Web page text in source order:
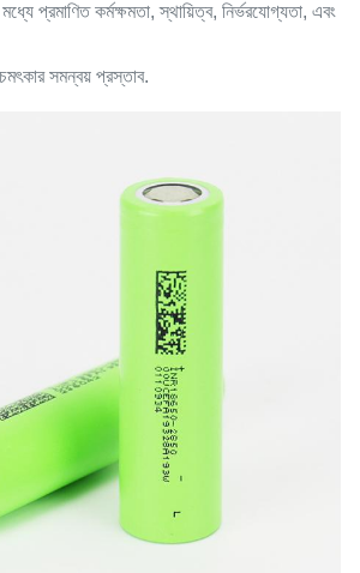
প্রমাণিত কর্মক্ষমতা, স্থায়িত্ব, নির্ভরযোগ্যতা, এবং
সমন্বয় প্রস্তাব.